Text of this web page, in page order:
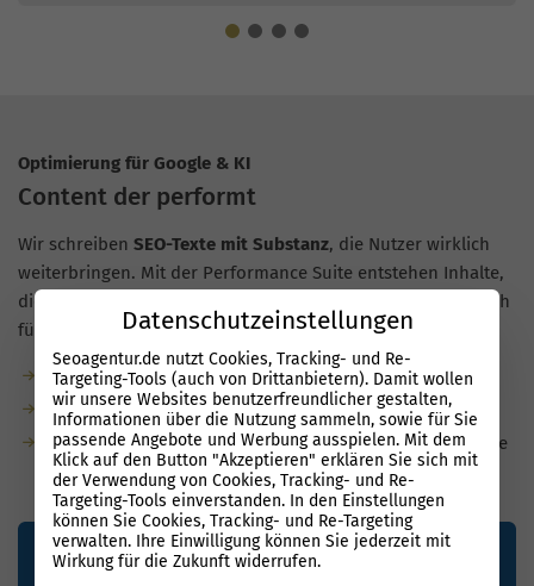
Optimierung für Google & KI
Content der performt
Wir schreiben SEO-Texte mit Substanz, die Nutzer wirklich
weiterbringen. Mit der Performance Suite entstehen Inhalte,
die in Google und KI-Suchen schneller sichtbar werden, auch
für Unternehmen in Bebra.
Garantierte Textmenge durch unsere Redaktion
Bis zu 80 % weniger Aufwand dank KI
Für KI-Suchen optimiert: natürliche Sprache, semantische
Relevanz, klare Struktur
Datenschutzeinstellungen
Seoagentur.de nutzt Cookies, Tracking- und Re-
Targeting-Tools (auch von Drittanbietern). Damit wollen
wir unsere Websites benutzerfreundlicher gestalten,
Informationen über die Nutzung sammeln, sowie für Sie
passende Angebote und Werbung ausspielen. Mit dem
Klick auf den Button "Akzeptieren" erklären Sie sich mit
der Verwendung von Cookies, Tracking- und Re-
Targeting-Tools einverstanden. In den Einstellungen
können Sie Cookies, Tracking- und Re-Targeting
verwalten. Ihre Einwilligung können Sie jederzeit mit
Wirkung für die Zukunft widerrufen.